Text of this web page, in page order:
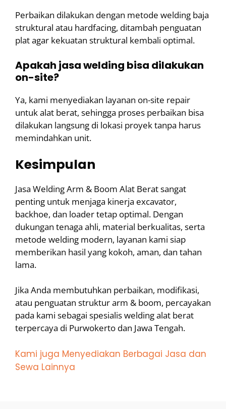
Perbaikan dilakukan dengan metode welding baja
struktural atau hardfacing, ditambah penguatan
plat agar kekuatan struktural kembali optimal.
Apakah jasa welding bisa dilakukan
on-site?
Ya, kami menyediakan layanan on-site repair
untuk alat berat, sehingga proses perbaikan bisa
dilakukan langsung di lokasi proyek tanpa harus
memindahkan unit.
Kesimpulan
Jasa Welding Arm & Boom Alat Berat sangat
penting untuk menjaga kinerja excavator,
backhoe, dan loader tetap optimal. Dengan
dukungan tenaga ahli, material berkualitas, serta
metode welding modern, layanan kami siap
memberikan hasil yang kokoh, aman, dan tahan
lama.
Jika Anda membutuhkan perbaikan, modifikasi,
atau penguatan struktur arm & boom, percayakan
pada kami sebagai spesialis welding alat berat
terpercaya di Purwokerto dan Jawa Tengah.
Kami juga Menyediakan Berbagai Jasa dan
Sewa Lainnya